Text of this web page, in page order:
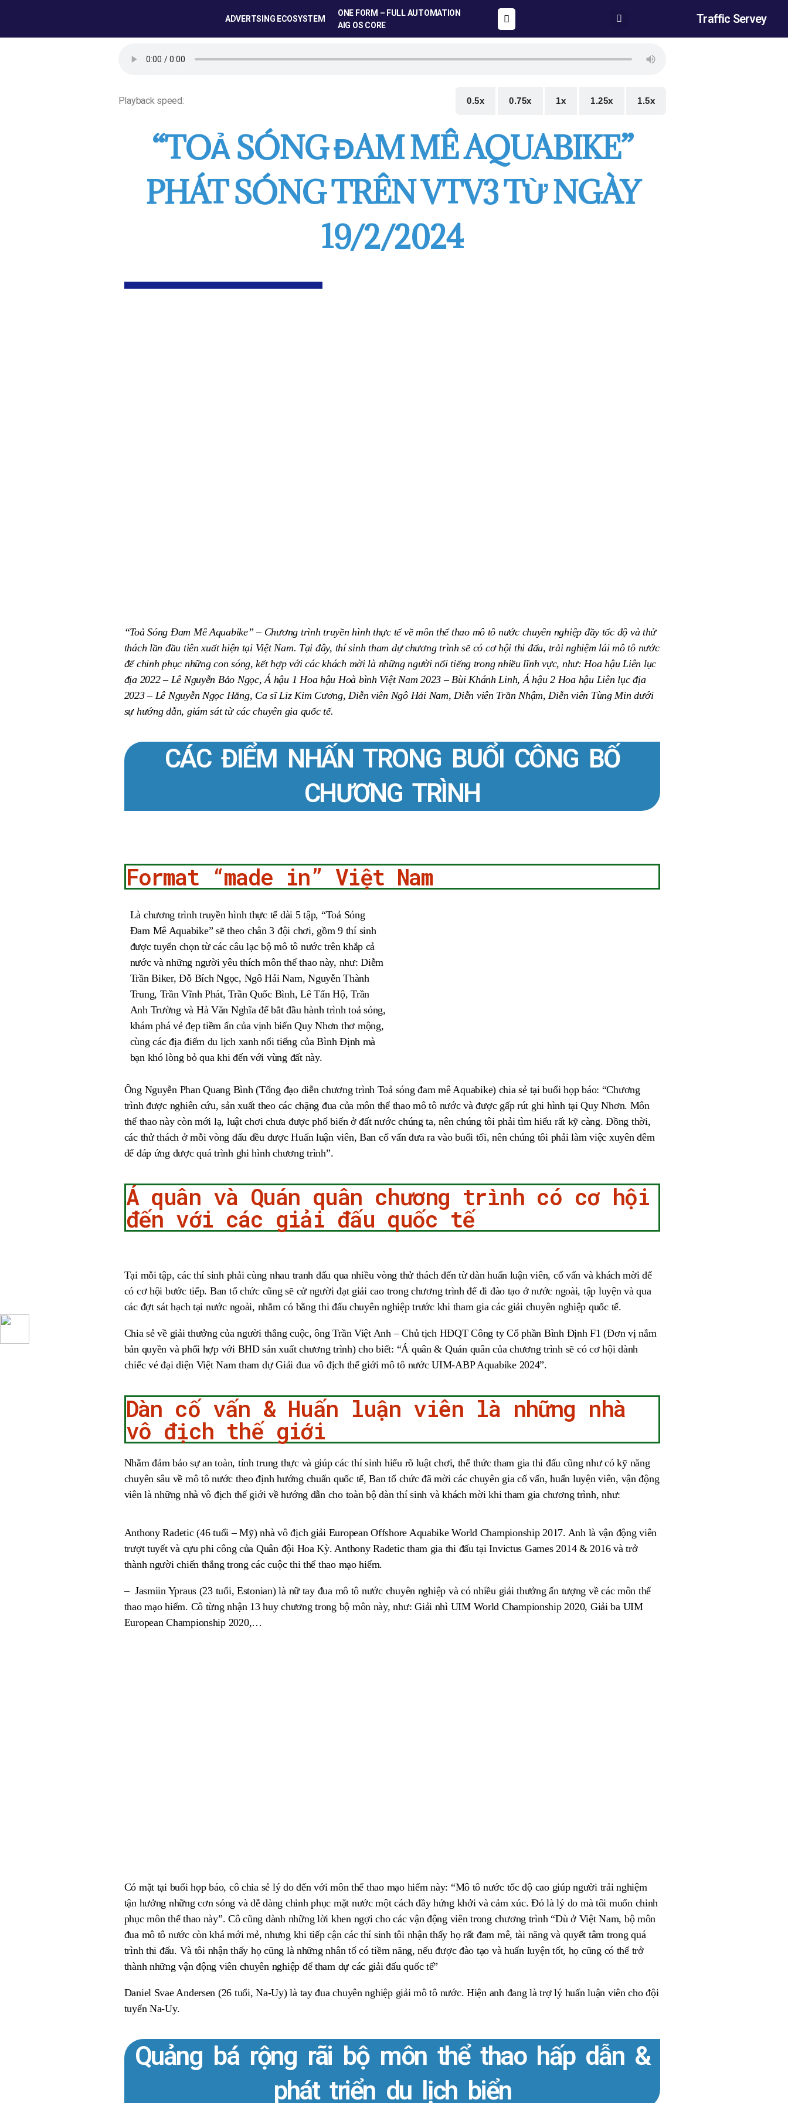
ADVERTSING ECOSYSTEM
ONE FORM – FULL AUTOMATION
AIG OS CORE
Traffic Servey
Playback speed: 0.5x 0.75x 1x 1.25x 1.5x
“TOẢ SÓNG ĐAM MÊ AQUABIKE”
PHÁT SÓNG TRÊN VTV3 TỪ NGÀY
19/2/2024
“Toả Sóng Đam Mê Aquabike” – Chương trình truyền hình thực tế về môn thể thao mô tô nước chuyên nghiệp đầy tốc độ và thử
thách lần đầu tiên xuất hiện tại Việt Nam. Tại đây, thí sinh tham dự chương trình sẽ có cơ hội thi đấu, trải nghiệm lái mô tô nước
để chinh phục những con sóng, kết hợp với các khách mời là những người nổi tiếng trong nhiều lĩnh vực, như: Hoa hậu Liên lục
địa 2022 – Lê Nguyễn Bảo Ngọc, Á hậu 1 Hoa hậu Hoà bình Việt Nam 2023 – Bùi Khánh Linh, Á hậu 2 Hoa hậu Liên lục địa
2023 – Lê Nguyễn Ngọc Hằng, Ca sĩ Liz Kim Cương, Diễn viên Ngô Hải Nam, Diễn viên Trần Nhậm, Diễn viên Tùng Min dưới
sự hướng dẫn, giám sát từ các chuyên gia quốc tế.
CÁC ĐIỂM NHẤN TRONG BUỔI CÔNG BỐ
CHƯƠNG TRÌNH
Format “made in” Việt Nam
Là chương trình truyền hình thực tế dài 5 tập, “Toả Sóng
Đam Mê Aquabike” sẽ theo chân 3 đội chơi, gồm 9 thí sinh
được tuyển chọn từ các câu lạc bộ mô tô nước trên khắp cả
nước và những người yêu thích môn thể thao này, như: Diễm
Trần Biker, Đỗ Bích Ngọc, Ngô Hải Nam, Nguyễn Thành
Trung, Trần Vĩnh Phát, Trần Quốc Bình, Lê Tấn Hộ, Trần
Anh Trường và Hà Văn Nghĩa để bắt đầu hành trình toả sóng,
khám phá vẻ đẹp tiềm ẩn của vịnh biển Quy Nhơn thơ mộng,
cùng các địa điểm du lịch xanh nổi tiếng của Bình Định mà
bạn khó lòng bỏ qua khi đến với vùng đất này.
Ông Nguyễn Phan Quang Bình (Tổng đạo diễn chương trình Toả sóng đam mê Aquabike) chia sẻ tại buổi họp báo: “Chương
trình được nghiên cứu, sản xuất theo các chặng đua của môn thể thao mô tô nước và được gấp rút ghi hình tại Quy Nhơn. Môn
thể thao này còn mới lạ, luật chơi chưa được phổ biến ở đất nước chúng ta, nên chúng tôi phải tìm hiểu rất kỹ càng. Đồng thời,
các thử thách ở mỗi vòng đấu đều được Huấn luận viên, Ban cố vấn đưa ra vào buổi tối, nên chúng tôi phải làm việc xuyên đêm
để đáp ứng được quá trình ghi hình chương trình”.
Á quân và Quán quân chương trình có cơ hội
đến với các giải đấu quốc tế
Tại mỗi tập, các thí sinh phải cùng nhau tranh đấu qua nhiều vòng thử thách đến từ dàn huấn luận viên, cố vấn và khách mời để
có cơ hội bước tiếp. Ban tổ chức cũng sẽ cử người đạt giải cao trong chương trình để đi đào tạo ở nước ngoài, tập luyện và qua
các đợt sát hạch tại nước ngoài, nhằm có bằng thi đấu chuyên nghiệp trước khi tham gia các giải chuyên nghiệp quốc tế.
Chia sẻ về giải thưởng của người thắng cuộc, ông Trần Việt Anh – Chủ tịch HĐQT Công ty Cổ phần Bình Định F1 (Đơn vị nắm
bản quyền và phối hợp với BHD sản xuất chương trình) cho biết: “Á quân & Quán quân của chương trình sẽ có cơ hội dành
chiếc vé đại diện Việt Nam tham dự Giải đua vô địch thế giới mô tô nước UIM-ABP Aquabike 2024”.
Dàn cố vấn & Huấn luận viên là những nhà
vô địch thế giới
Nhằm đảm bảo sự an toàn, tính trung thực và giúp các thí sinh hiểu rõ luật chơi, thể thức tham gia thi đấu cũng như có kỹ năng
chuyên sâu về mô tô nước theo định hướng chuẩn quốc tế, Ban tổ chức đã mời các chuyên gia cố vấn, huấn luyện viên, vận động
viên là những nhà vô địch thế giới về hướng dẫn cho toàn bộ dàn thí sinh và khách mời khi tham gia chương trình, như:
Anthony Radetic (46 tuổi – Mỹ) nhà vô địch giải European Offshore Aquabike World Championship 2017. Anh là vận động viên
trượt tuyết và cựu phi công của Quân đội Hoa Kỳ. Anthony Radetic tham gia thi đấu tại Invictus Games 2014 & 2016 và trở
thành người chiến thắng trong các cuộc thi thể thao mạo hiểm.
– Jasmiin Ypraus (23 tuổi, Estonian) là nữ tay đua mô tô nước chuyên nghiệp và có nhiều giải thưởng ấn tượng về các môn thể
thao mạo hiểm. Cô từng nhận 13 huy chương trong bộ môn này, như: Giải nhì UIM World Championship 2020, Giải ba UIM
European Championship 2020,…
Có mặt tại buổi họp báo, cô chia sẻ lý do đến với môn thể thao mạo hiểm này: “Mô tô nước tốc độ cao giúp người trải nghiệm
tận hưởng những cơn sóng và dễ dàng chinh phục mặt nước một cách đầy hứng khởi và cảm xúc. Đó là lý do mà tôi muốn chinh
phục môn thể thao này”. Cô cũng dành những lời khen ngợi cho các vận động viên trong chương trình “Dù ở Việt Nam, bộ môn
đua mô tô nước còn khá mới mẻ, nhưng khi tiếp cận các thí sinh tôi nhận thấy họ rất đam mê, tài năng và quyết tâm trong quá
trình thi đấu. Và tôi nhận thấy họ cũng là những nhân tố có tiềm năng, nếu được đào tạo và huấn luyện tốt, họ cũng có thể trở
thành những vận động viên chuyên nghiệp để tham dự các giải đấu quốc tế”
Daniel Svae Andersen (26 tuổi, Na-Uy) là tay đua chuyên nghiệp giải mô tô nước. Hiện anh đang là trợ lý huấn luận viên cho đội
tuyển Na-Uy.
Quảng bá rộng rãi bộ môn thể thao hấp dẫn &
phát triển du lịch biển